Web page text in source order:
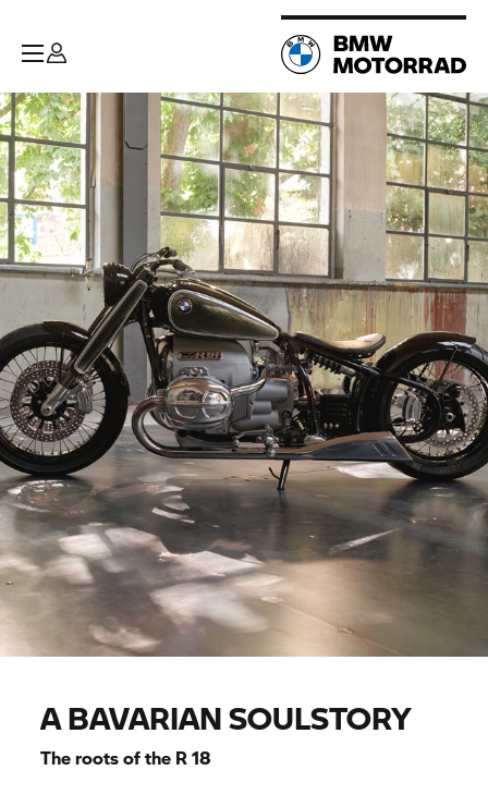
A BAVARIAN SOULSTORY
The roots of the R 18